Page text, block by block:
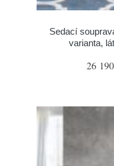
Sedací
varianta,
26